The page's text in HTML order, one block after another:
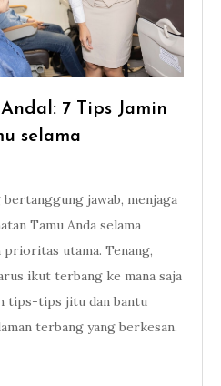
7 Tips Jamin
selama
jawab, menjaga
Tamu Anda selama
utama. Tenang,
ikut terbang ke mana saja
tips-tips jitu dan bantu
terbang yang berkesan.